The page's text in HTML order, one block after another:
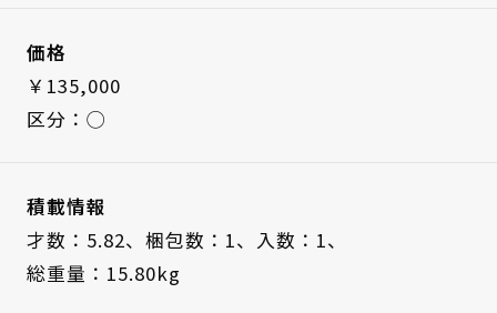
価格
￥135,000
区分：◯
積載情報
才数：5.82、 梱包数：1、
入数：1、
総重量：15.80kg